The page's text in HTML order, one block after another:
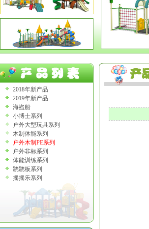
2018年新产品
2019年新产品
海盗船
小博士系列
户外大型玩具系列
木制体能系列
户外木制PE系列
户外非标系列
体能训练系列
跷跷板系列
摇摇乐系列